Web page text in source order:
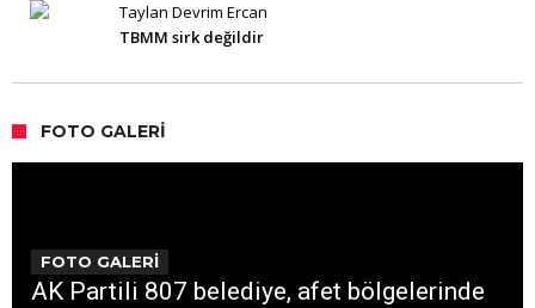
Taylan Devrim Ercan
TBMM sirk değildir
FOTO GALERI
FOTO GALERİ
AK Partili 807 belediye, afet bölgelerinde